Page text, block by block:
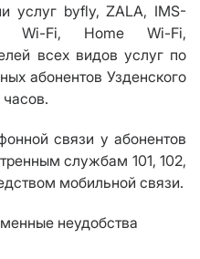
услуг byfly, ZALA, IMS-
Wi-Fi, Home Wi-Fi,
всех видов услуг по
абонентов Узденского
связи у абонентов
службам 101, 102,
мобильной связи.
неудобства